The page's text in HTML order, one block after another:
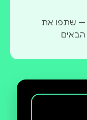
— שתפו את
הבאים